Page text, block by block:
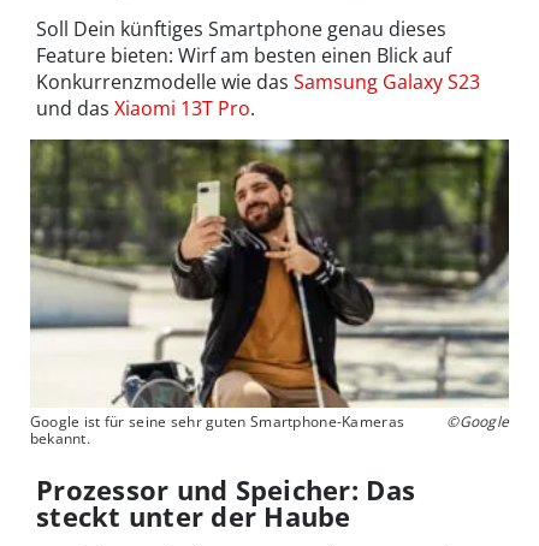
Soll Dein künftiges Smartphone genau dieses
Feature bieten: Wirf am besten einen Blick auf
Konkurrenzmodelle wie das Samsung Galaxy S23
und das Xiaomi 13T Pro.
Google ist für seine sehr guten Smartphone-Kameras
bekannt.
©Google
Prozessor und Speicher: Das
steckt unter der Haube